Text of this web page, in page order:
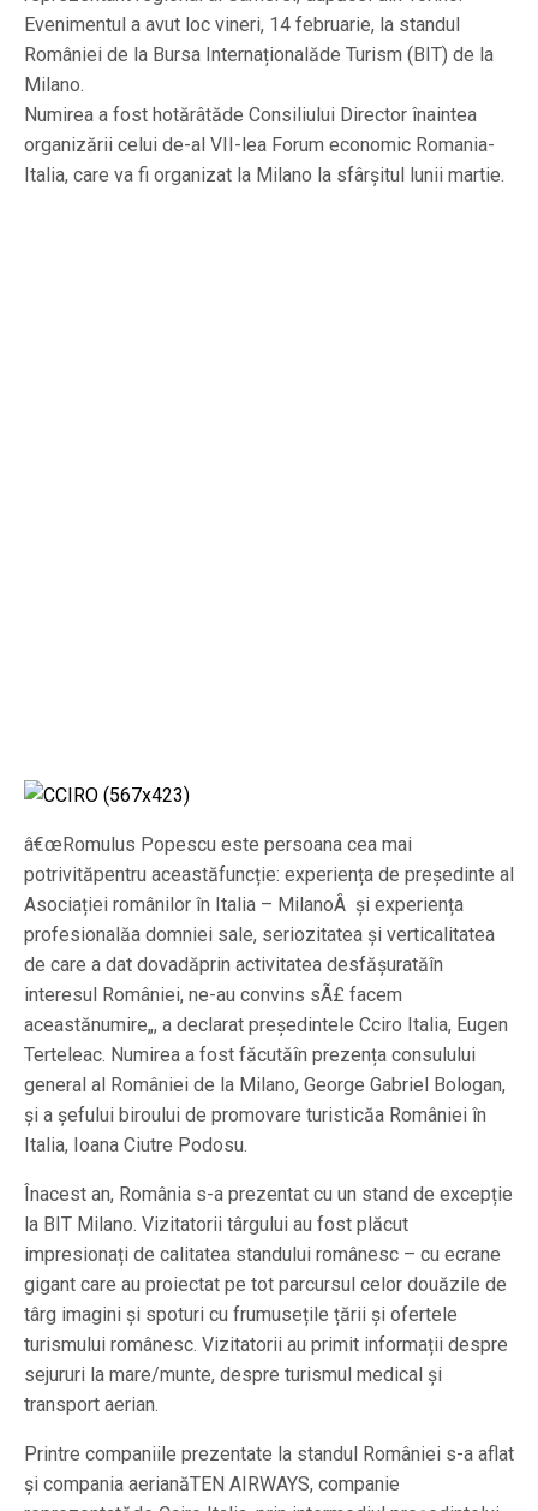
Evenimentul a avut loc vineri, 14 februarie, la standul
României de la Bursa Internaționalăde Turism (BIT) de la
Milano.
Numirea a fost hotărâtăde Consiliului Director înaintea
organizării celui de-al VII-lea Forum economic Romania-
Italia, care va fi organizat la Milano la sfârșitul lunii martie.
â€œRomulus Popescu este persoana cea mai
potrivităpentru aceastăfuncție: experiența de președinte al
Asociației românilor în Italia – MilanoÂ și experiența
profesionalăa domniei sale, seriozitatea și verticalitatea
de care a dat dovadăprin activitatea desfășuratăîn
interesul României, ne-au convins sÃ£ facem
aceastănumire„, a declarat președintele Cciro Italia, Eugen
Terteleac. Numirea a fost făcutăîn prezența consulului
general al României de la Milano, George Gabriel Bologan,
și a șefului biroului de promovare turisticăa României în
Italia, Ioana Ciutre Podosu.
Înacest an, România s-a prezentat cu un stand de excepție
la BIT Milano. Vizitatorii târgului au fost plăcut
impresionați de calitatea standului românesc – cu ecrane
gigant care au proiectat pe tot parcursul celor douăzile de
târg imagini și spoturi cu frumusețile țării și ofertele
turismului românesc. Vizitatorii au primit informații despre
sejururi la mare/munte, despre turismul medical și
transport aerian.
Printre companiile prezentate la standul României s-a aflat
și compania aerianăTEN AIRWAYS, companie